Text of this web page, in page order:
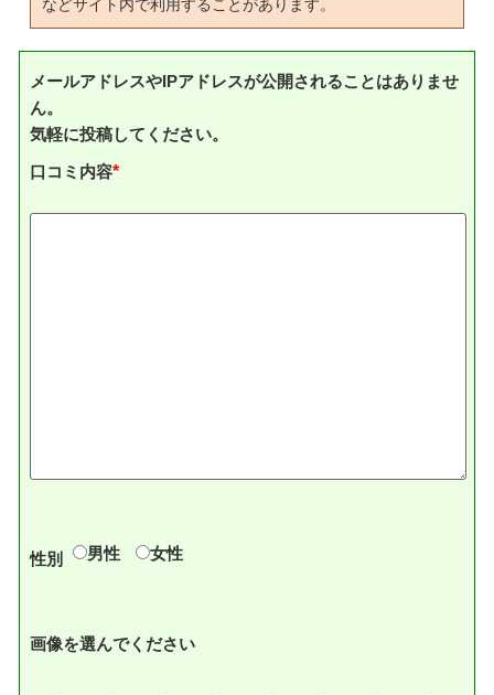
などサイト内で利用することがあります。
メールアドレスやIPアドレスが公開されることはありませ
ん。
気軽に投稿してください。
口コミ内容*
性別 男性 女性
画像を選んでください